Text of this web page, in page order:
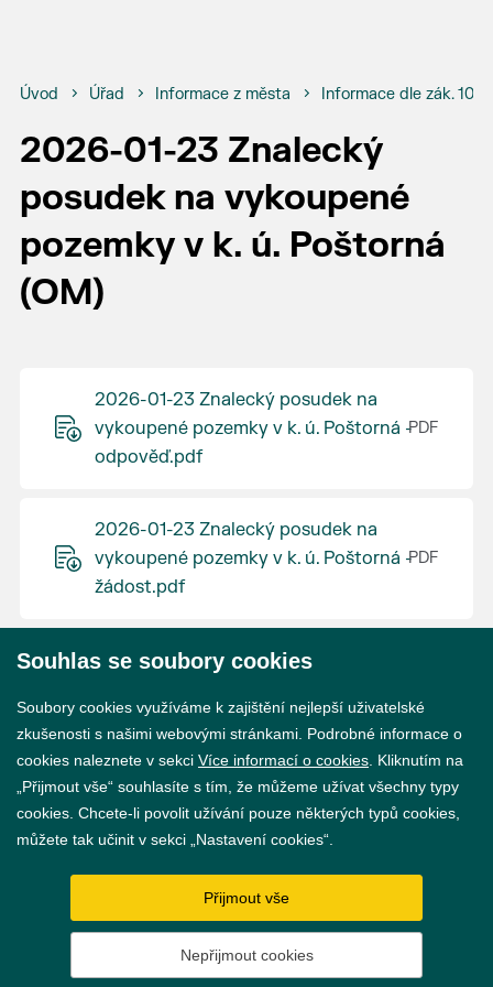
Úvod Úřad Informace z města Informace dle zák.
2026-01-23 Znalecký
posudek na vykoupené
pozemky v k. ú. Poštorná
(OM)
2026-01-23 Znalecký posudek na
vykoupené pozemky v k. ú. Poštorná -
odpověď.pdf
2026-01-23 Znalecký posudek na
vykoupené pozemky v k. ú. Poštorná -
žádost.pdf
GDPR
Nastavení cookies
Souhlas se soubory cookies
Soubory cookies využíváme k zajištění nejlepší uživatelské
zkušenosti s našimi webovými stránkami. Podrobné informace o
cookies naleznete v sekci Více informací o cookies . Kliknutím na
„Přijmout vše“ souhlasíte s tím, že můžeme užívat všechny typy
cookies. Chcete-li povolit užívání pouze některých typů cookies,
můžete tak učinit v sekci „Nastavení cookies“.
Přijmout vše
Nepřijmout cookies